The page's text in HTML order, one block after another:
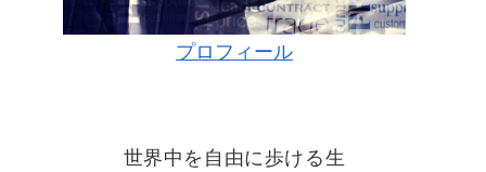
プロフィール
世界中を自由に歩ける生